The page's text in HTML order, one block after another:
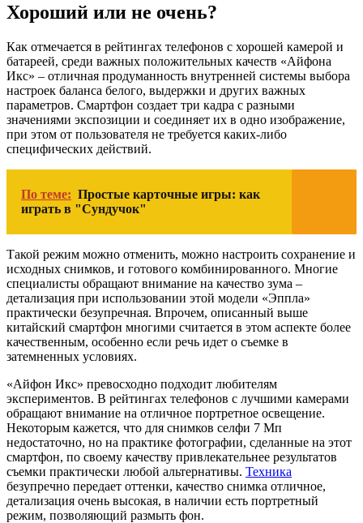
Хороший или не очень?
Как отмечается в рейтингах телефонов с хорошей камерой и
батареей, среди важных положительных качеств «Айфона
Икс» – отличная продуманность внутренней системы выбора
настроек баланса белого, выдержки и других важных
параметров. Смартфон создает три кадра с разными
значениями экспозиции и соединяет их в одно изображение,
при этом от пользователя не требуется каких-либо
специфических действий.
По теме: Простые карточные игры: как
играть в "Сундучок"
Такой режим можно отменить, можно настроить сохранение и
исходных снимков, и готового комбинированного. Многие
специалисты обращают внимание на качество зума –
детализация при использовании этой модели «Эппла»
практически безупречная. Впрочем, описанный выше
китайский смартфон многими считается в этом аспекте более
качественным, особенно если речь идет о съемке в
затемненных условиях.
«Айфон Икс» превосходно подходит любителям
экспериментов. В рейтингах телефонов с лучшими камерами
обращают внимание на отличное портретное освещение.
Некоторым кажется, что для снимков селфи 7 Мп
недостаточно, но на практике фотографии, сделанные на этот
смартфон, по своему качеству привлекательнее результатов
съемки практически любой альтернативы. Техника
безупречно передает оттенки, качество снимка отличное,
детализация очень высокая, в наличии есть портретный
режим, позволяющий размыть фон.